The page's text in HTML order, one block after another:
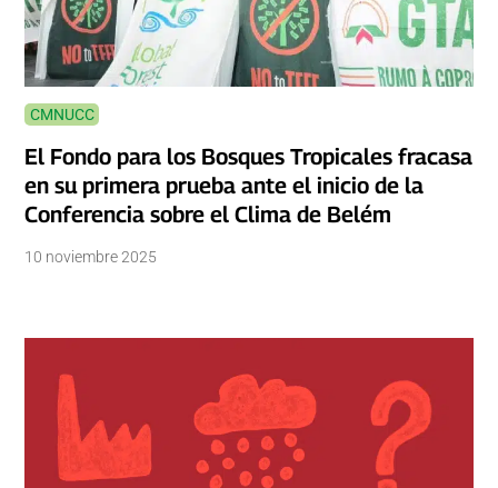
CMNUCC
El Fondo para los Bosques Tropicales fracasa
en su primera prueba ante el inicio de la
Conferencia sobre el Clima de Belém
10 noviembre 2025